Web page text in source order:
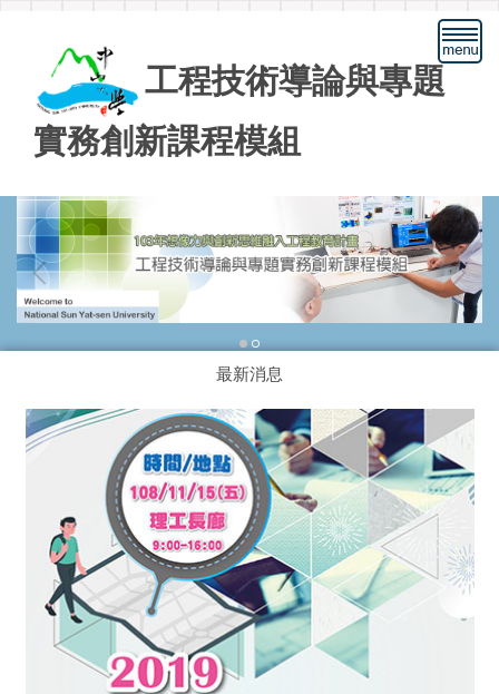
工程技術導論與專題
實務創新課程模組
最新消息